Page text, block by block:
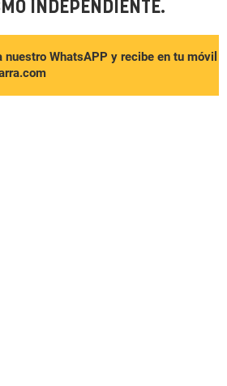
INDEPENDIENTE.
WhatsAPP y recibe en tu móvil